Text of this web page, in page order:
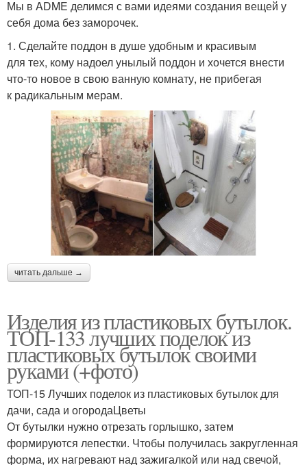
Мы в ADME делимся с вами идеями создания вещей у
себя дома без заморочек.
1. Сделайте поддон в душе удобным и красивым
для тех, кому надоел унылый поддон и хочется внести
что-то новое в свою ванную комнату, не прибегая
к радикальным мерам.
читать дальше →
Изделия из пластиковых бутылок.
ТОП-133 лучших поделок из
пластиковых бутылок своими
руками (+фото)
ТОП-15 Лучших поделок из пластиковых бутылок для
дачи, сада и огородаЦветы
От бутылки нужно отрезать горлышко, затем
формируются лепестки. Чтобы получилась закругленная
форма, их нагревают над зажигалкой или над свечой,